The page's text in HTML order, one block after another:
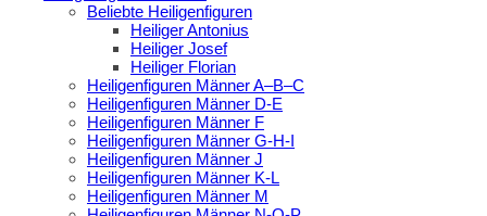
Beliebte Heiligenfiguren
Heiliger Antonius
Heiliger Josef
Heiliger Florian
Heiligenfiguren Männer A–B–C
Heiligenfiguren Männer D-E
Heiligenfiguren Männer F
Heiligenfiguren Männer G-H-I
Heiligenfiguren Männer J
Heiligenfiguren Männer K-L
Heiligenfiguren Männer M